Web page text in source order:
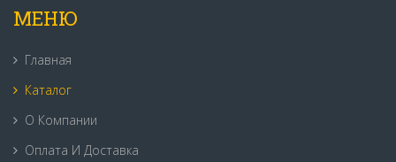
МЕНЮ
Главная
Каталог
О Компании
Оплата И Доставка